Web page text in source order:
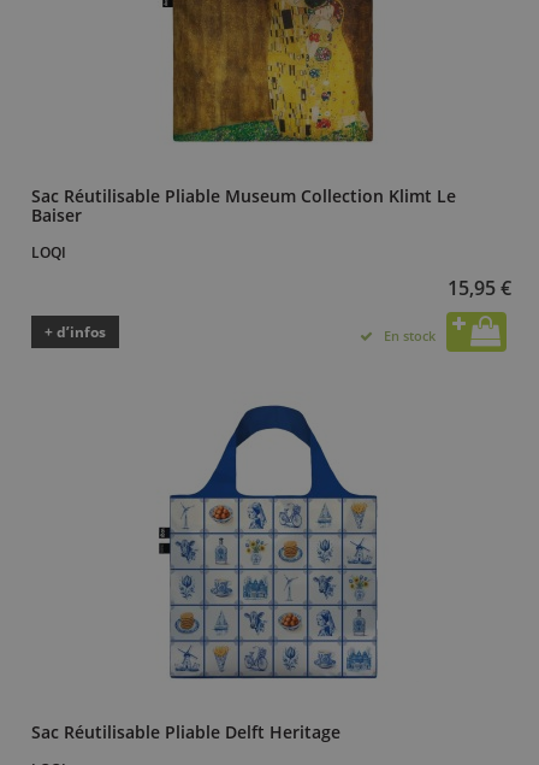
Sac Réutilisable Pliable Museum Collection Klimt Le
Baiser
LOQI
15,95 €
+ d’infos En stock
Sac Réutilisable Pliable Delft Heritage